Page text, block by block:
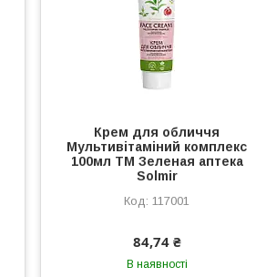
Крем для обличчя
Мультивітаміний комплекс
100мл ТМ Зеленая аптека
Solmir
117001
84,74 ₴
В наявності